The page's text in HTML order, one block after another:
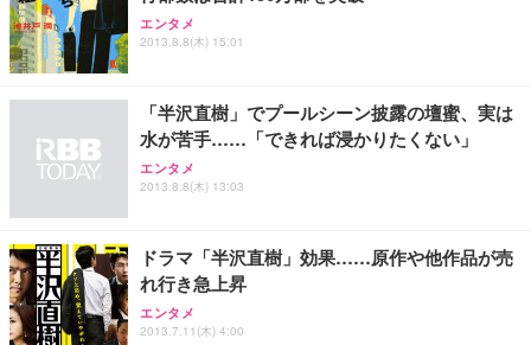
Sezlife オフィスチェア デスクチェア 疲れない テレ
ワーク チェア 強化バックレスト 30度ロッキング機
能 人間工学 椅子 腰サポート 90度跳ね上げ式アーム
務用 おしゃれ パソコンチェア (ブラック)
Sezlife オフィスチェア デスクチェア 疲れない テレ
ワーク チェア 強化バックレスト 30度ロッキング機
能 人間工学 椅子 腰サポート 90度跳ね上げ式アーム
務用 おしゃれ パソコンチェア (ホワイト)
ANDWINT オフィスチェア デスクチェア 肘なし メ
ッシュ 通気性 ランバーサポート付き 腰サポート ガ
ス圧無段階昇降 360度回転 キャスター付き コンパク
【純正品】27"ゲーミングモニター DualSense 充電
フック付き（CFI-ZDM1J）
【整備済み品】Dell E2724HS 27インチ 液晶モニタ
ー フルHD（1920×1080）VA 非光沢 HDMI/DisplayP
ort/VGA スピーカー内蔵 高さ調整 スイベル VESA対
【MiniLED/24.5inch/280Hz/FHD】GRAPHT THE S
HOOTER Gaming Monitor 24” Essential ゲーミン
グモニター QD 24.5インチ 1ms FHD 量子ドット 残
ネオ・ルーライフ ネオ・オムツ L 中型犬用 26枚入
り 単品
Smart Basic(スマートベーシック) 【Amazon.co.jp
限定】 Smart Basic アイリスオーヤマ ペットシーツ
超厚型 お徳用 ワイド 100枚入 (x 1) (ケース販売)
アイリスオーヤマ ペットシーツ 超厚型 お徳用 レギ
ュラー 200枚入【Amazon.co.jp限定】
エンタメ
2013.8.8(木) 15:01
「半沢直樹」でプールシーン披露の壇蜜、実は
水が苦手……「できれば浸かりたくない」
エンタメ
2013.8.8(木) 13:03
ドラマ「半沢直樹」効果……原作や他作品が売
れ行き急上昇
エンタメ
2013.7.11(木) 4:00